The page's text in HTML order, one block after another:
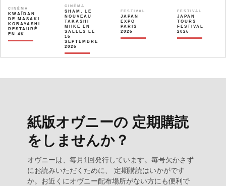
CINÉMA
KWAÏDAN
DE MASAKI
KOBAYASHI
RESTAURÉ
EN 4K
CINÉMA
SHAM, LE
NOUVEAU
TAKASHI
MIIKE EN
SALLES LE
16
SEPTEMBRE
2026
FESTIVAL
JAPAN
EXPO
PARIS
2026
FESTIVAL
JAPAN
TOURS
FESTIVAL
2026
紙版オヴニーの 定期購読
をしませんか？
オヴニーは、毎月1回発行しています。毎号欠かさず
にお読みいただくために、 定期購読はいかがです
か。お近くにオヴニー配布場所がない方にも便利で